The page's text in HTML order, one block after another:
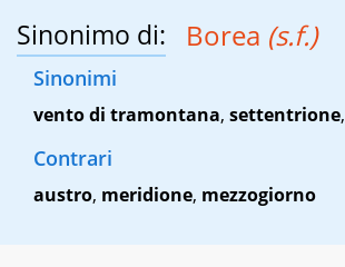
Sinonimo di: Borea (s.f.)
Sinonimi
vento di tramontana, settentrione,
Contrari
austro, meridione, mezzogiorno